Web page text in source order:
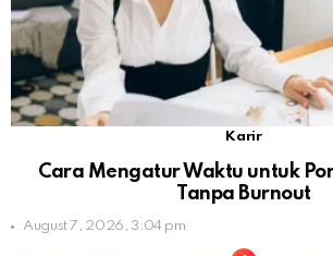
Karir
Cara Mengatur Waktu untuk
Tanpa Burnout
August 7, 2026, 3:04 pm